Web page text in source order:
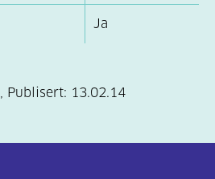
Ja
, Publisert: 13.02.14